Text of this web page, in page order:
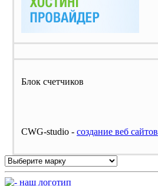
Блок счетчиков
CWG-studio - cоздание веб сайтов